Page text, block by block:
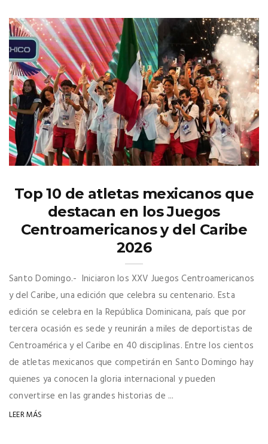
Top 10 de atletas mexicanos que
destacan en los Juegos
Centroamericanos y del Caribe
2026
Santo Domingo.- Iniciaron los XXV Juegos Centroamericanos
y del Caribe, una edición que celebra su centenario. Esta
edición se celebra en la República Dominicana, país que por
tercera ocasión es sede y reunirán a miles de deportistas de
Centroamérica y el Caribe en 40 disciplinas. Entre los cientos
de atletas mexicanos que competirán en Santo Domingo hay
quienes ya conocen la gloria internacional y pueden
convertirse en las grandes historias de ...
LEER MÁS